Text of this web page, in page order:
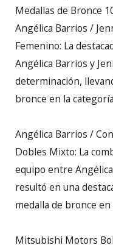
Medallas de Bronce
Angélica Barrios /
Femenino: La
Angélica Barrios y
determinación,
bronce en la
Angélica Barrios /
Dobles Mixto: La
equipo entre
resultó en una
medalla de bronce
Mitsubishi Motors